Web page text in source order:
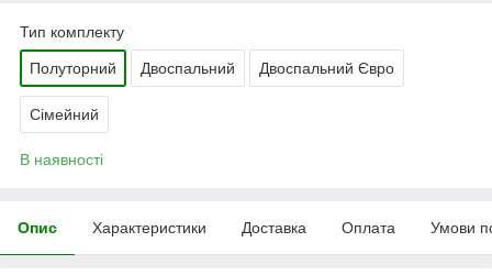
Тип комплекту
Полуторний Двоспальний Двоспальний Євро
Сімейний
В наявності
Опис Характеристики Доставка Оплата Умови